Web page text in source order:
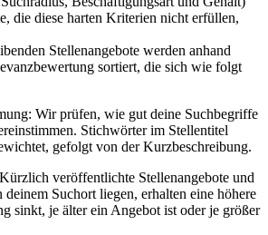
die diese harten Kriterien nicht erfüllen,
Stellenangebote werden anhand
sortiert, die sich wie folgt
Wir prüfen, wie gut deine Suchbegriffe
Stichwörter im Stellentitel
gefolgt von der Kurzbeschreibung.
veröffentlichte Stellenangebote und
deinem Suchort liegen, erhalten eine höhere
sinkt, je älter ein Angebot ist oder je größer